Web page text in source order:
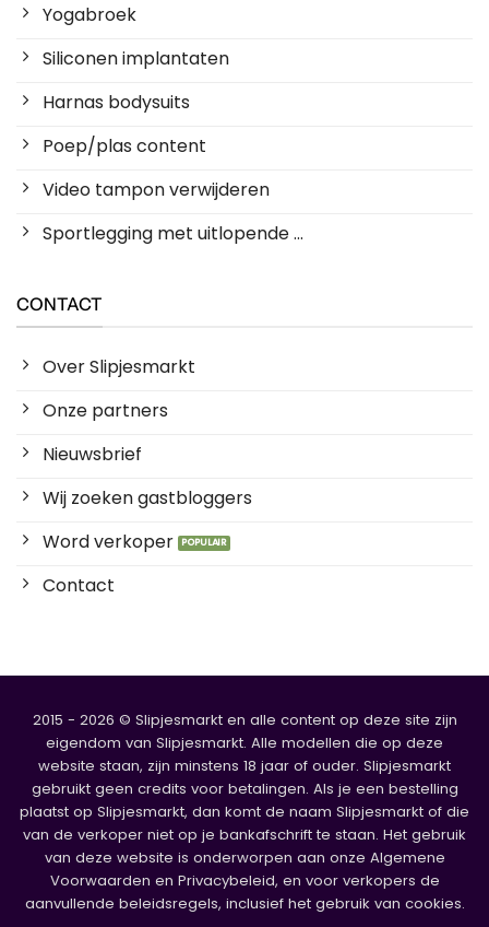
Yogabroek
Siliconen implantaten
Harnas bodysuits
Poep/plas content
Video tampon verwijderen
Sportlegging met uitlopende ...
CONTACT
Over Slipjesmarkt
Onze partners
Nieuwsbrief
Wij zoeken gastbloggers
Word verkoper
Contact
2015 - 2026 © Slipjesmarkt en alle content op deze site zijn
eigendom van Slipjesmarkt. Alle modellen die op deze
website staan, zijn minstens 18 jaar of ouder. Slipjesmarkt
gebruikt geen credits voor betalingen. Als je een bestelling
plaatst op Slipjesmarkt, dan komt de naam Slipjesmarkt of die
van de verkoper niet op je bankafschrift te staan. Het gebruik
van deze website is onderworpen aan onze Algemene
Voorwaarden en Privacybeleid, en voor verkopers de
aanvullende beleidsregels, inclusief het gebruik van cookies.